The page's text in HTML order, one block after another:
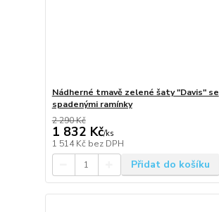
Nádherné tmavě zelené šaty "Davis" se
spadenými ramínky
2 290 Kč
1 832 Kč/ks
1 514 Kč bez DPH
Přidat do košíku